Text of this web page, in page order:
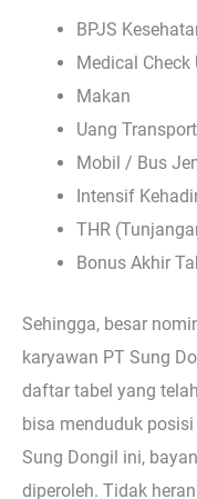
BPJS
Medical Check
Makan
Uang
Mobil / Bus
Intensif
THR
Bonus Akhir
Sehingga, besar
karyawan PT Sung
daftar tabel yang
bisa menduduk
Sung Dongil ini,
diperoleh. Tidak